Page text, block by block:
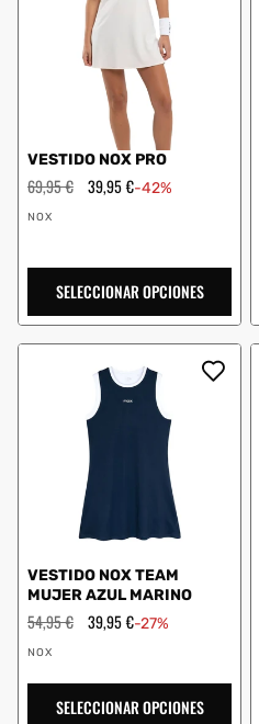
VESTIDO NOX PRO
Precio
habitual
69,95 € Precio
39,95 €-42%
Proveedor:
NOX
SELECCIONAR OPCIONES
VESTIDO NOX TEAM
MUJER AZUL MARINO
Precio
habitual
54,95 € Precio
39,95 €-27%
Proveedor:
NOX
SELECCIONAR OPCIONES